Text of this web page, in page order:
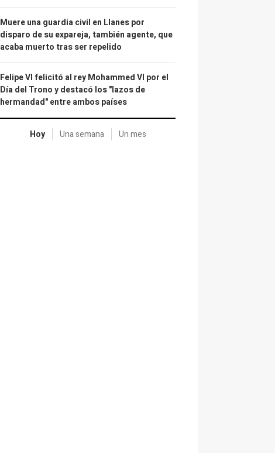
Muere una guardia civil en Llanes por
disparo de su expareja, también agente, que
acaba muerto tras ser repelido
Felipe VI felicitó al rey Mohammed VI por el
Día del Trono y destacó los "lazos de
hermandad" entre ambos países
Hoy Una semana Un mes